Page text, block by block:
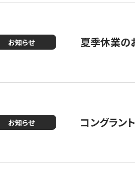
お知らせ 夏季休業の
お知らせ コングラン